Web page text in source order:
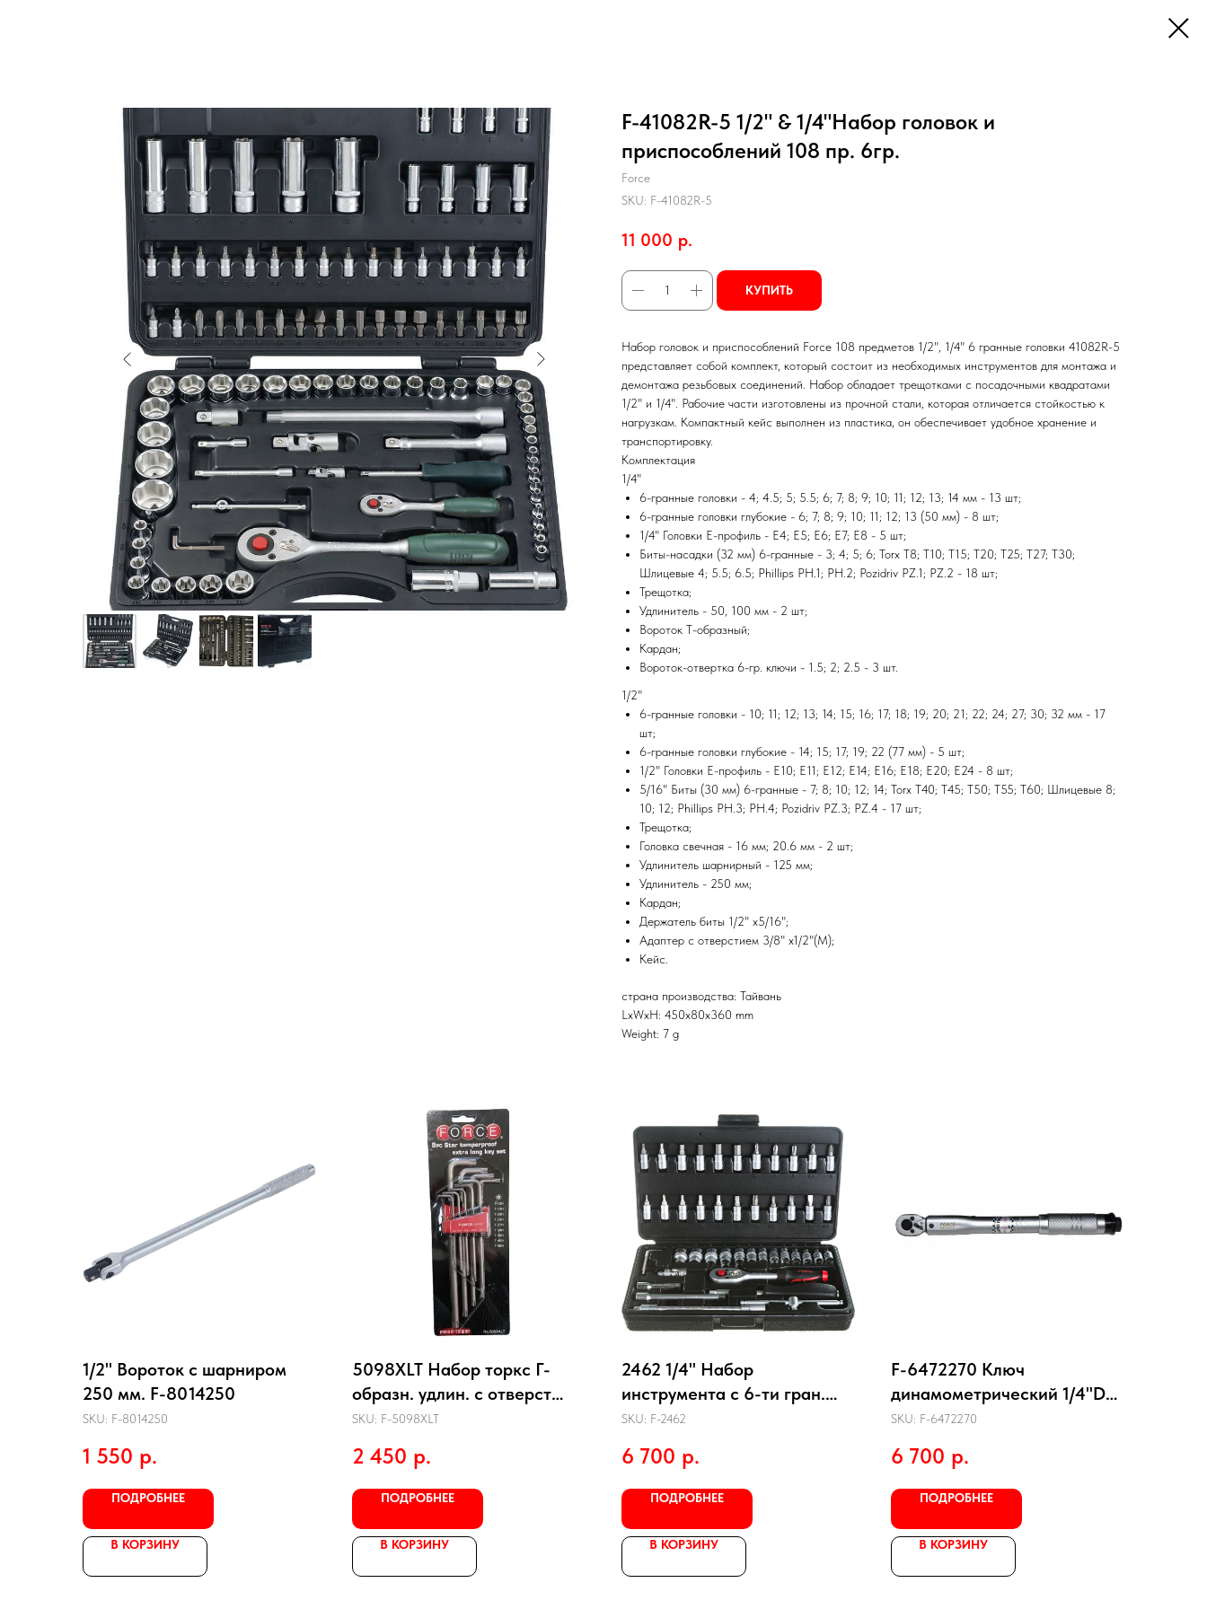
F-41082R-5 1/2" & 1/4"Набор головок и
приспособлений 108 пр. 6гр.
Force
SKU: F-41082R-5
11 000 р.
КУПИТЬ
Набор головок и приспособлений Force 108 предметов 1/2", 1/4" 6 гранные головки 41082R-5
представляет собой комплект, который состоит из необходимых инструментов для монтажа и
демонтажа резьбовых соединений. Набор обладает трещотками с посадочными квадратами
1/2" и 1/4". Рабочие части изготовлены из прочной стали, которая отличается стойкостью к
нагрузкам. Компактный кейс выполнен из пластика, он обеспечивает удобное хранение и
транспортировку.
Комплектация
1/4"
6-гранные головки - 4; 4.5; 5; 5.5; 6; 7; 8; 9; 10; 11; 12; 13; 14 мм - 13 шт;
6-гранные головки глубокие - 6; 7; 8; 9; 10; 11; 12; 13 (50 мм) - 8 шт;
1/4" Головки Е-профиль - E4; E5; E6; E7; E8 - 5 шт;
Биты-насадки (32 мм) 6-гранные - 3; 4; 5; 6; Torx T8; T10; T15; T20; T25; T27; T30;
Шлицевые 4; 5.5; 6.5; Phillips PH.1; PH.2; Pozidriv PZ.1; PZ.2 - 18 шт;
Трещотка;
Удлинитель - 50, 100 мм - 2 шт;
Вороток Т-образный;
Кардан;
Вороток-отвертка 6-гр. ключи - 1.5; 2; 2.5 - 3 шт.
1/2"
6-гранные головки - 10; 11; 12; 13; 14; 15; 16; 17; 18; 19; 20; 21; 22; 24; 27; 30; 32 мм - 17
шт;
6-гранные головки глубокие - 14; 15; 17; 19; 22 (77 мм) - 5 шт;
1/2" Головки Е-профиль - E10; E11; E12; E14; E16; E18; E20; E24 - 8 шт;
5/16" Биты (30 мм) 6-гранные - 7; 8; 10; 12; 14; Torx T40; T45; T50; T55; T60; Шлицевые 8;
10; 12; Phillips PH.3; PH.4; Pozidriv PZ.3; PZ.4 - 17 шт;
Трещотка;
Головка свечная - 16 мм; 20.6 мм - 2 шт;
Удлинитель шарнирный - 125 мм;
Удлинитель - 250 мм;
Кардан;
Держатель биты 1/2" x5/16";
Адаптер с отверстием 3/8" x1/2"(M);
Кейс.
страна производства: Тайвань
LxWxH: 450x80x360 mm
Weight: 7 g
1/2" Вороток с шарниром
250 мм. F-8014250
SKU: F-8014250
1 550 р.
ПОДРОБНЕЕ
В КОРЗИНУ
5098XLT Набор торкс Г-
образн. удлин. c отверст
Т10Н-Т50Н, 9 пр.
SKU: F-5098XLT
2 450 р.
ПОДРОБНЕЕ
В КОРЗИНУ
2462 1/4" Набор
инструмента с 6-ти гран.
головками 46пр.
SKU: F-2462
6 700 р.
ПОДРОБНЕЕ
В КОРЗИНУ
F-6472270 Ключ
динамометрический 1/4"DR
5-25 N-М
SKU: F-6472270
6 700 р.
ПОДРОБНЕЕ
В КОРЗИНУ